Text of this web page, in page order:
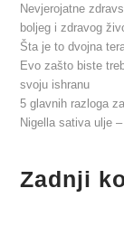
Nevjerojatne
boljeg i zdravog
Šta je to dvojna
Evo zašto biste
svoju ishranu
5 glavnih razloga
Nigella sativa ulje
Zadnji